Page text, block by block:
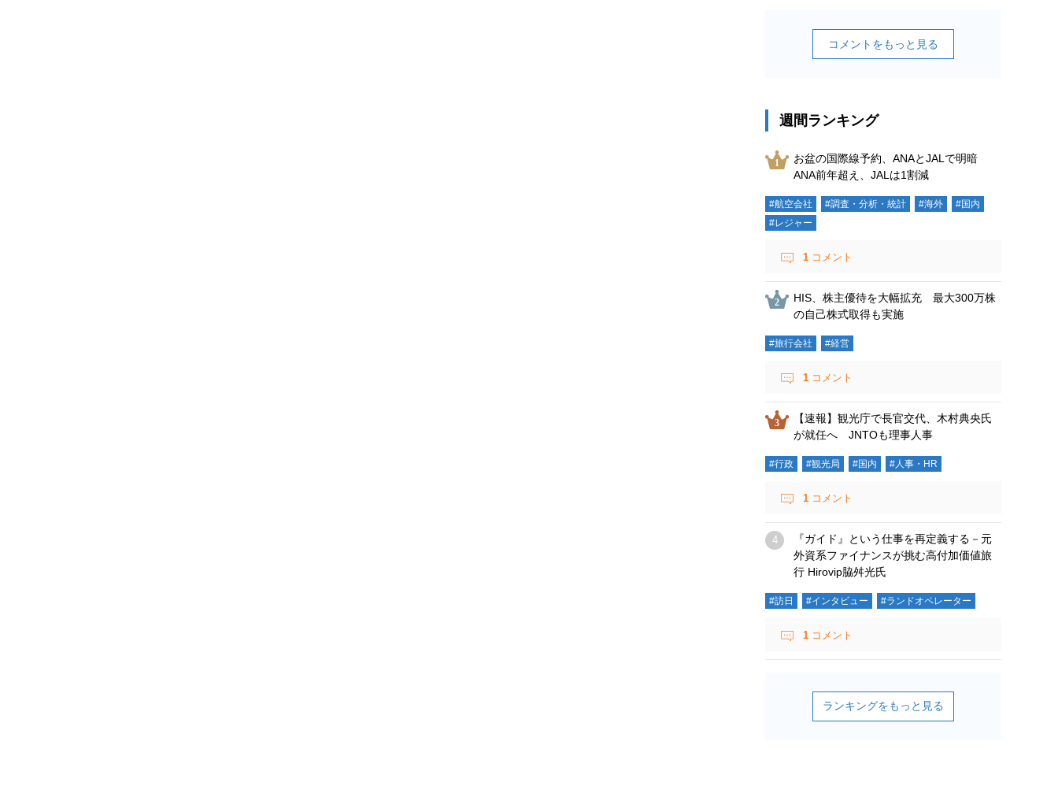
コメントをもっと見る
週間ランキング
お盆の国際線予約、ANAとJALで明暗
ANA前年超え、JALは1割減
#航空会社 #調査・分析・統計 #海外
#国内
#レジャー
1 コメント
HIS、株主優待を大幅拡充 最大300万株
の自己株式取得も実施
#旅行会社 #経営
1 コメント
【速報】観光庁で長官交代、木村典央氏
が就任へ JNTOも理事人事
#行政 #観光局 #国内 #人事・HR
1 コメント
『ガイド』という仕事を再定義する－元
外資系ファイナンスが挑む高付加価値旅
行 Hirovip脇舛光氏
#訪日 #インタビュー #ランドオペレーター
1 コメント